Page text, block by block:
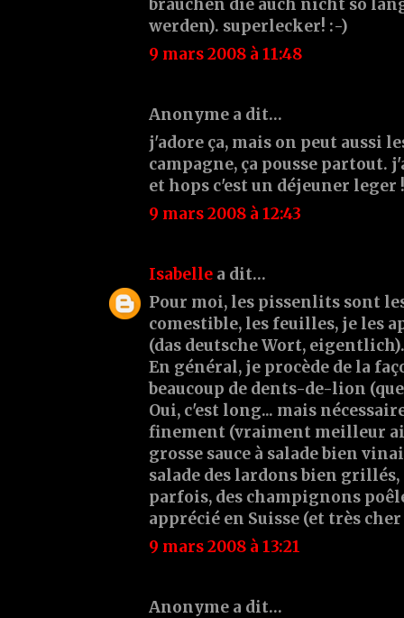
brauchen die auch nicht so
werden). superlecker! :-)
9 mars 2008 à 11:48
Anonyme a dit…
j'adore ça, mais on peut aussi
campagne, ça pousse partout.
et hops c'est un déjeuner leger !
9 mars 2008 à 12:43
Isabelle a dit…
Pour moi, les pissenlits sont
comestible, les feuilles, je les
(das deutsche Wort, eigentlich).
En général, je procède de la
beaucoup de dents-de-lion
Oui, c'est long... mais
finement (vraiment meilleur
grosse sauce à salade bien
salade des lardons bien grillés,
parfois, des champignons
apprécié en Suisse (et très
9 mars 2008 à 13:21
Anonyme a dit…